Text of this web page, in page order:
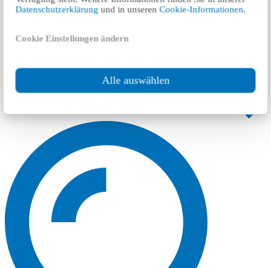
Datenschutzerklärung und in unserenCookie-Informationen.
Cookie Einstellungen ändern
Alle auswählen